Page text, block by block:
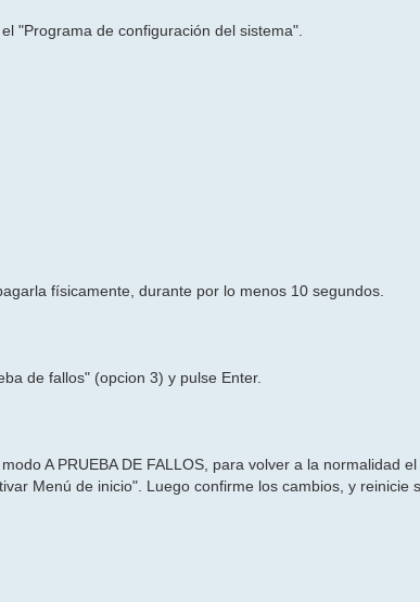
"Programa de configuración del sistema".
físicamente, durante por lo menos 10 segundos.
de fallos" (opcion 3) y pulse Enter.
A PRUEBA DE FALLOS, para volver a la normalidad el
Menú de inicio". Luego confirme los cambios, y reinicie